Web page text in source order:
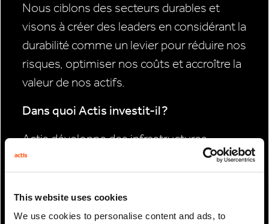
This website uses cookies
We use cookies to personalise content and ads, to
Nous ciblons des secteurs durables et
visons à créer des leaders en considérant la
durabilité comme un levier pour réduire nos
risques, optimiser nos coûts et accroître la
valeur de nos actifs.
Dans quoi Actis investit-il ?
Actis développe des infrastructures,
fournissant des services essentiels dans
des secteurs tels que l’énergie, le digital et
la logistique. Cela inclut la production
d’électricité (principalement renouvelable)